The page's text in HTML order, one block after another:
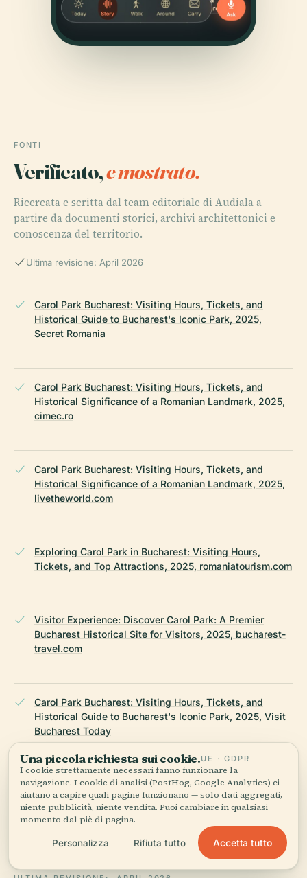
FONTI
Verificato,e mostrato.
Ricercata e scritta dal team editoriale di Audiala a
partire da documenti storici, archivi architettonici e
conoscenza del territorio.
Ultima revisione: April 2026
Carol Park Bucharest: Visiting Hours, Tickets, and
Historical Guide to Bucharest's Iconic Park, 2025,
Secret Romania
Carol Park Bucharest: Visiting Hours, Tickets, and
Historical Significance of a Romanian Landmark, 2025,
cimec.ro
Carol Park Bucharest: Visiting Hours, Tickets, and
Historical Significance of a Romanian Landmark, 2025,
livetheworld.com
Exploring Carol Park in Bucharest: Visiting Hours,
Tickets, and Top Attractions, 2025, romaniatourism.com
Visitor Experience: Discover Carol Park: A Premier
Bucharest Historical Site for Visitors, 2025, bucharest-
travel.com
Carol Park Bucharest: Visiting Hours, Tickets, and
Historical Guide to Bucharest's Iconic Park, 2025, Visit
Bucharest Today
Discover Carol Park in Bucharest, 2025, urtrips.com
Wikipedia — Carol Park
Una piccola richiesta sui cookie.UE · GDPR
I cookie strettamente necessari fanno funzionare la
navigazione. I cookie di analisi (PostHog, Google Analytics) ci
aiutano a capire quali pagine funzionano — solo dati aggregati,
niente pubblicità, niente vendita. Puoi cambiare in qualsiasi
momento dal piè di pagina.
Personalizza Rifiuta tutto Accetta tutto